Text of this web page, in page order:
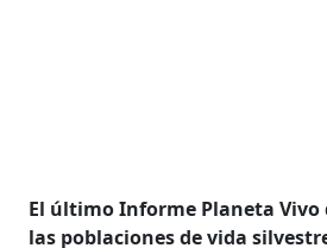
El último Informe Planeta Vivo
las poblaciones de vida